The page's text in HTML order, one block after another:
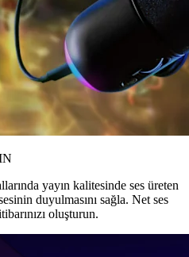
yayın kalitesinde ses üreten
duyulmasını sağla. Net ses
oluşturun.